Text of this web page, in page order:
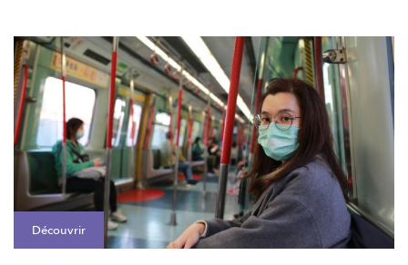
Découvrir